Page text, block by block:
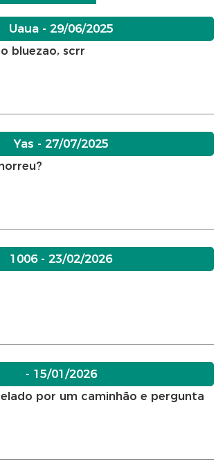
Uaua - 29/06/2025
bluezao, scrr
Yas - 27/07/2025
1006 - 23/02/2026
- 15/01/2026
por um caminhão e pergunta